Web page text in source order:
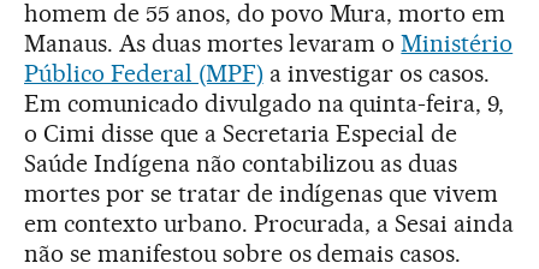
homem de 55 anos, do povo Mura, morto em
Manaus. As duas mortes levaram oMinistério
Público Federal (MPF) a investigar os casos.
Em comunicado divulgado na quinta-feira, 9,
o Cimi disse que a Secretaria Especial de
Saúde Indígena não contabilizou as duas
mortes por se tratar de indígenas que vivem
em contexto urbano. Procurada, a Sesai ainda
não se manifestou sobre os demais casos.